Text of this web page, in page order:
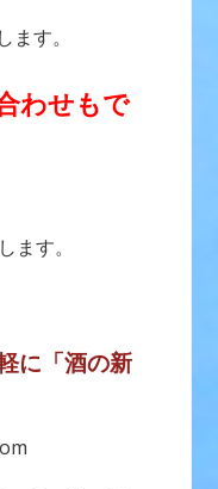
す。
わせもで
ます。
に「酒の新